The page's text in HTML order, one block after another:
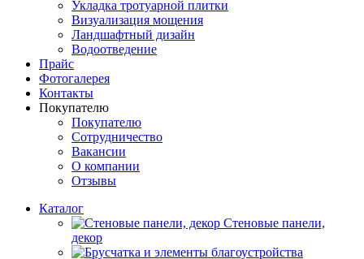
Укладка тротуарной плитки
Визуализация мощения
Ландшафтный дизайн
Водоотведение
Прайс
Фотогалерея
Контакты
Покупателю
Покупателю
Сотрудничество
Вакансии
О компании
Отзывы
Каталог
Стеновые панели,
декор